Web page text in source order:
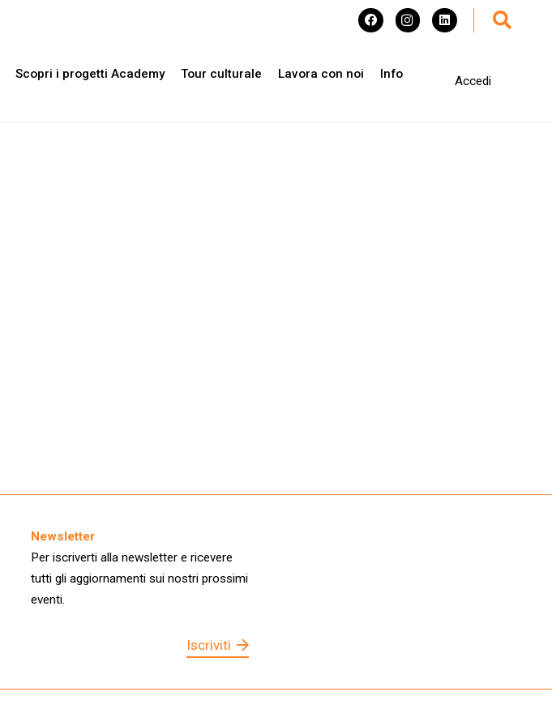
Scopri i progetti Academy Tour culturale Lavora con noi Info
Accedi
Newsletter
Per iscriverti alla newsletter e ricevere
tutti gli aggiornamenti sui nostri prossimi
eventi.
Iscriviti